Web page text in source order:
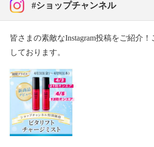
#ショップチャンネル
皆さまの素敵なInstagram投稿をご紹介
しております。